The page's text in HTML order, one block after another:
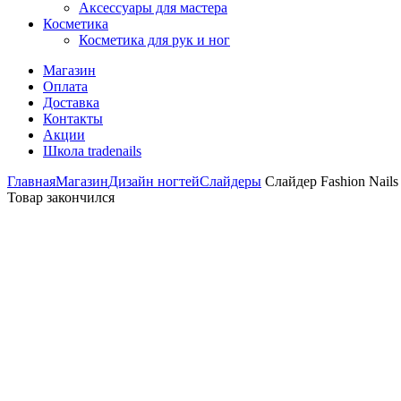
Аксессуары для мастера
Косметика
Косметика для рук и ног
Магазин
Оплата
Доставка
Контакты
Акции
Школа tradenails
ГлавнаяМагазинДизайн ногтейСлайдеры Слайдер Fashion
Товар закончился